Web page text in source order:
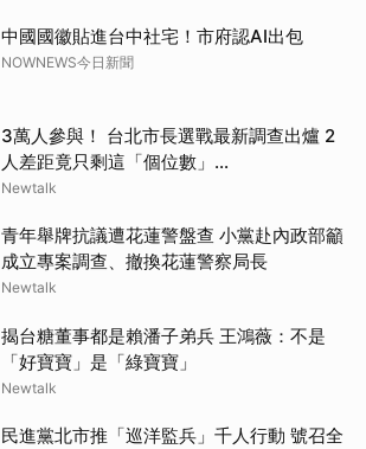
中國國徽貼進台中社宅！市府認AI出包
NOWNEWS今日新聞
3萬人參與！ 台北市長選戰最新調查出爐 2
人差距竟只剩這「個位數」...
Newtalk
青年舉牌抗議遭花蓮警盤查 小黨赴內政部籲
成立專案調查、撤換花蓮警察局長
Newtalk
揭台糖董事都是賴潘子弟兵 王鴻薇：不是
「好寶寶」是「綠寶寶」
Newtalk
民進黨北市推「巡洋監兵」千人行動 號召全